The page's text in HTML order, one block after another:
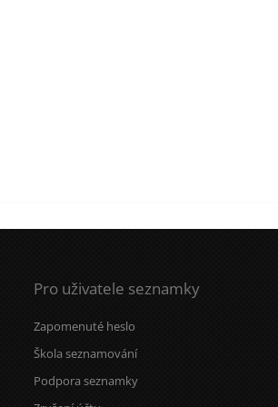
Pro uživatele seznamky
Zapomenuté heslo
Škola seznamování
Podpora seznamky